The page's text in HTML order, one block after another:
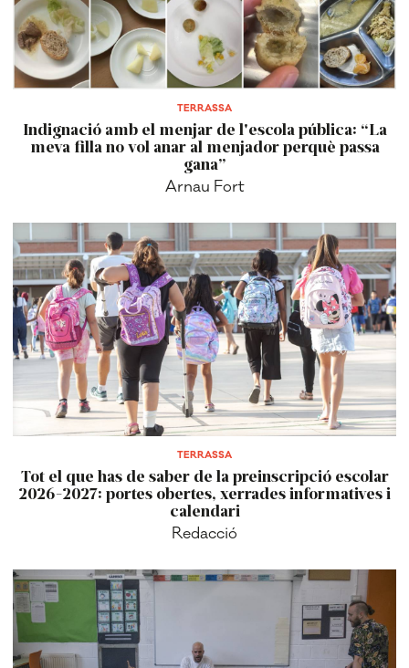
TERRASSA
Indignació amb el menjar de l'escola pública: “La
meva filla no vol anar al menjador perquè passa
gana”
Arnau Fort
TERRASSA
Tot el que has de saber de la preinscripció escolar
2026-2027: portes obertes, xerrades informatives i
calendari
Redacció